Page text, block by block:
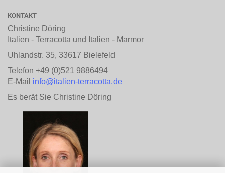
KONTAKT
Christine Döring
Italien - Terracotta und Italien - Marmor
Uhlandstr. 35, 33617 Bielefeld
Telefon +49 (0)521 9886494
E-Mail info@italien-terracotta.de
Es berät Sie Christine Döring